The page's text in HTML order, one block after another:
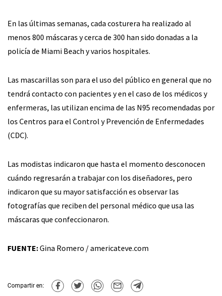
En las últimas semanas, cada costurera ha realizado al
menos 800 máscaras y cerca de 300 han sido donadas a la
policía de Miami Beach y varios hospitales.
Las mascarillas son para el uso del público en general que no
tendrá contacto con pacientes y en el caso de los médicos y
enfermeras, las utilizan encima de las N95 recomendadas por
los Centros para el Control y Prevención de Enfermedades
(CDC).
Las modistas indicaron que hasta el momento desconocen
cuándo regresarán a trabajar con los diseñadores, pero
indicaron que su mayor satisfacción es observar las
fotografías que reciben del personal médico que usa las
máscaras que confeccionaron.
FUENTE:Gina Romero / americateve.com
Compartir en: